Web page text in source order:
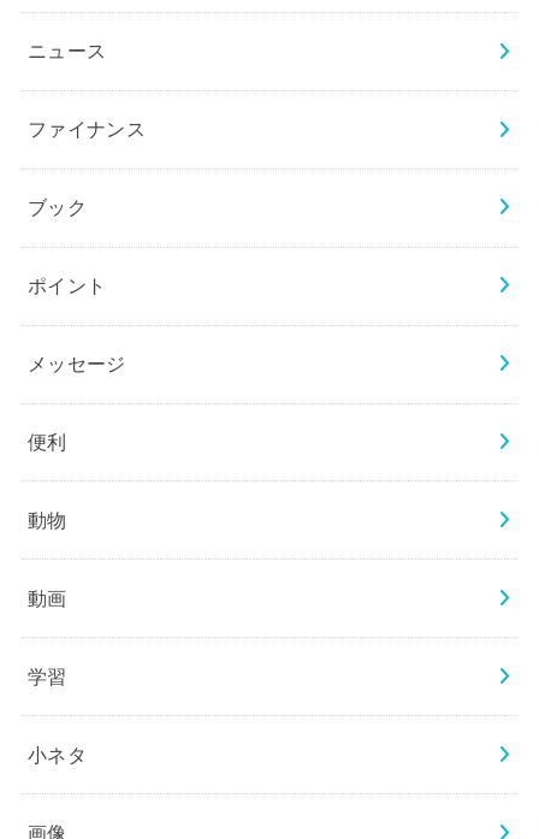
ニュース
ファイナンス
ブック
ポイント
メッセージ
便利
動物
動画
学習
小ネタ
画像